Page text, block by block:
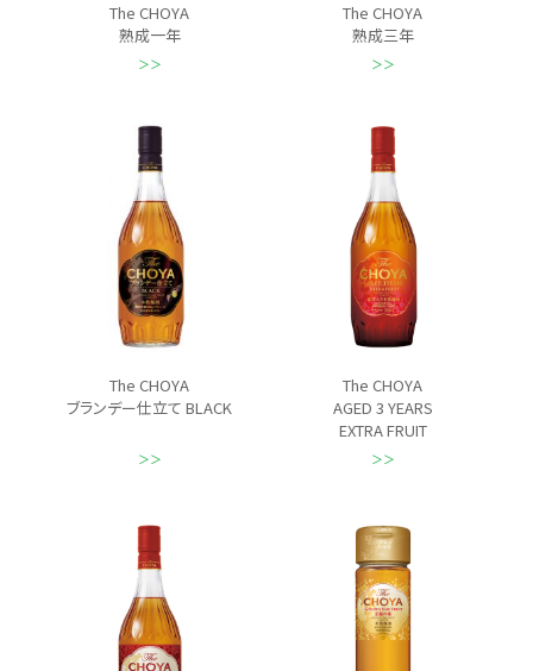
The CHOYA
熟成一年
The CHOYA
熟成三年
The CHOYA
ブランデー仕立て BLACK
The CHOYA
AGED 3 YEARS
EXTRA FRUIT